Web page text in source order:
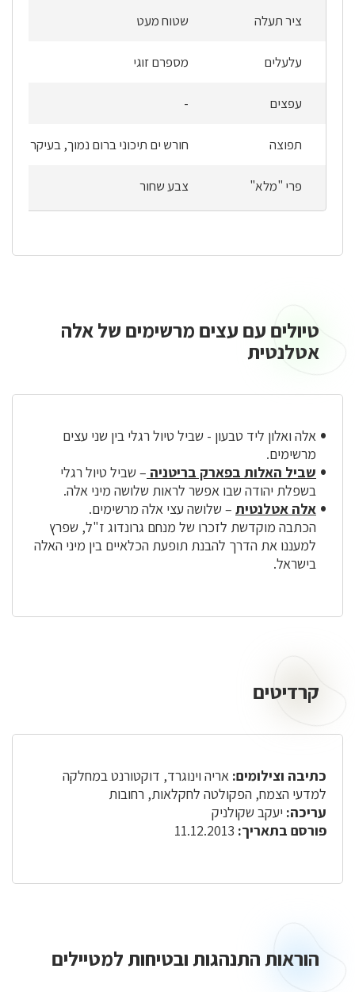
ציר תעלה שטוח מעט
עלעלים מספרם זוגי
עפצים -
תפוצה חורש ים תיכוני ברום נמוך, בעיקר עד 400 מ' מעל פני הים
פרי "מלא" צבע שחור
טיולים
עצים
של
אטלנטית
טיולים עם עצים מרשימים של אלה
אטלנטית
אלה ואלון ליד טבעון - שביל טיול רגלי בין שני עצים
מרשימים.
שביל האלות בפארק בריטניה – שביל טיול רגלי
בשפלת יהודה שבו אפשר לראות שלושה מיני אלה.
אלה אטלנטית – שלושה עצי אלה מרשימים.
הכתבה מוקדשת לזכרו של מנחם גרונדוג ז"ל, שפרץ
למעננו את הדרך להבנת תופעת הכלאיים בין מיני האלה
בישראל.
קרדיטיםקרדיטים
כתיבה וצילומים: אריה וינוגרד, דוקטורנט במחלקה
למדעי הצמח, הפקולטה לחקלאות, רחובות
עריכה: יעקב שקולניק
פורסם בתאריך:
הוראות התנהגות ובטיחות למטיילים